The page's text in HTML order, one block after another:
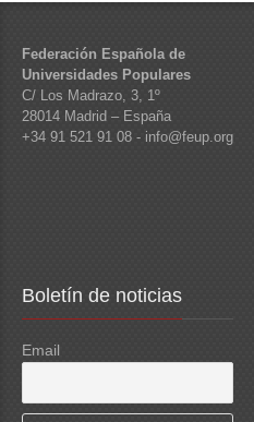
Federación Española de
Universidades Populares
C/ Los Madrazo, 3, 1º
28014 Madrid – España
+34 91 521 91 08 - info@feup.org
Boletín de noticias
Email